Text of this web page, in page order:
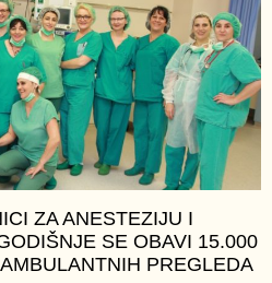
ZA ANESTEZIJU I
SE OBAVI 15.000
PREGLEDA